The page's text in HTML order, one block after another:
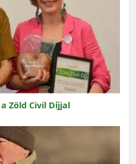
Zöld Civil Díjjal